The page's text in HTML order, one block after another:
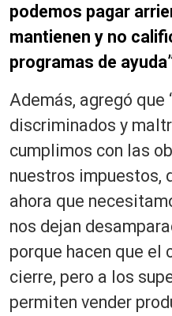
podemos pagar
mantienen y no
programas de
Además, agregó que
discriminados y
cumplimos con las
nuestros impuestos,
ahora que
nos dejan
porque hacen que
cierre, pero a los
permiten vender